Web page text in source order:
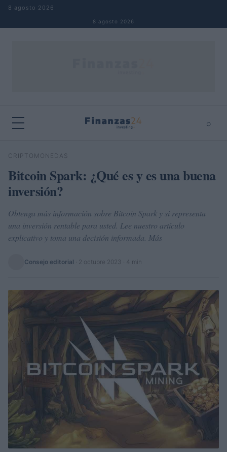
Saltar al contenido
8 agosto 2026
8 agosto 2026
⌕
Buscar
CRIPTOMONEDAS
Bitcoin Spark: ¿Qué es y es una buena
inversión?
Obtenga más información sobre Bitcoin Spark y si representa
una inversión rentable para usted. Lee nuestro artículo
explicativo y toma una decisión informada. Más
Consejo editorial 2 octubre 2023 · 4 min